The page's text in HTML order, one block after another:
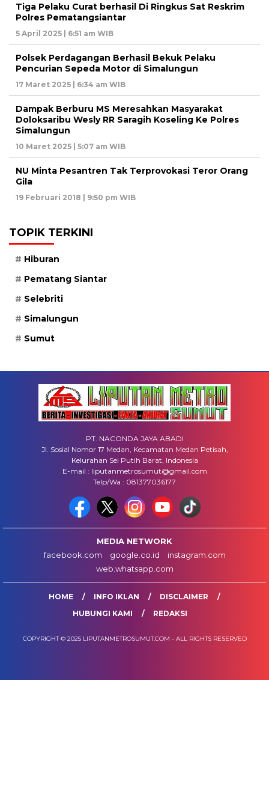
Tiga Pelaku Curat berhasil Di Ringkus Sat Reskrim
Polres Pematangsiantar
5 April 2025 | 6:51 am WIB
Polsek Perdagangan Berhasil Bekuk Pelaku
Pencurian Sepeda Motor di Simalungun
17 Maret 2025 | 6:34 am WIB
Dampak Berburu MS Meresahkan Masyarakat
Doloksaribu Wesly RR Saragih Koseling Ke Polres
Simalungun
10 Maret 2025 | 5:07 am WIB
NU Minta Pesantren Tak Terprovokasi Teror Orang
Gila
19 Februari 2018 | 9:50 pm WIB
TOPIK TERKINI
Hiburan
Pematang Siantar
Selebriti
Simalungun
Sumut
PT. NACONDA JAYA ABADI
Jl. Sosial Nomor 17 Medan, Kecamatan Medan Petisah,
Kelurahan Sei Putih Barat, Indonesia
E-mail : liputanmetrosumut@gmail.com
Telp/Wa : 081377036177
MEDIA NETWORK
facebook.com
google.co.id
instagram.com
web.whatsapp.com
HOME INFO IKLAN
DISCLAIMER
HUBUNGI KAMI
REDAKSI
COPYRIGHT © 2025 LIPUTANMETROSUMUT.COM - ALL RIGHTS RESERVED